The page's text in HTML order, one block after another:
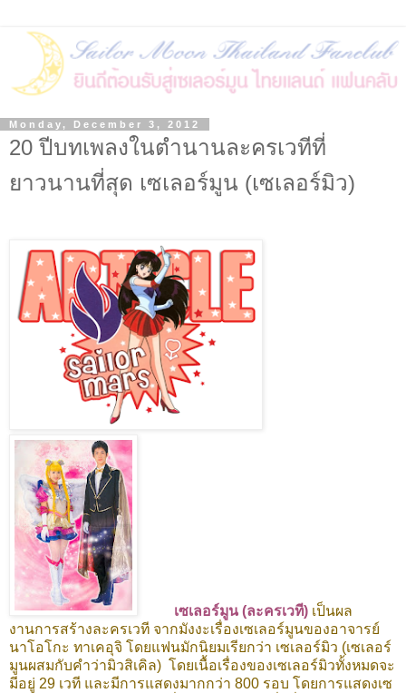
Monday, December 3, 2012
20 ปีบทเพลงในตำนานละครเวทีที่
ยาวนานที่สุด เซเลอร์มูน (เซเลอร์มิว)
เซเลอร์มูน (ละครเวที) เป็นผล
งานการสร้างละครเวที จากมังงะเรื่องเซเลอร์มูนของอาจารย์
นาโอโกะ ทาเคอุจิ โดยแฟนมักนิยมเรียกว่า เซเลอร์มิว (เซเลอร์
มูนผสมกับคำว่ามิวสิเคิล) โดยเนื้อเรื่องของเซเลอร์มิวทั้งหมดจะ
มีอยู่ 29 เวที และมีการแสดงมากกว่า 800 รอบ โดยการแสดงเซ